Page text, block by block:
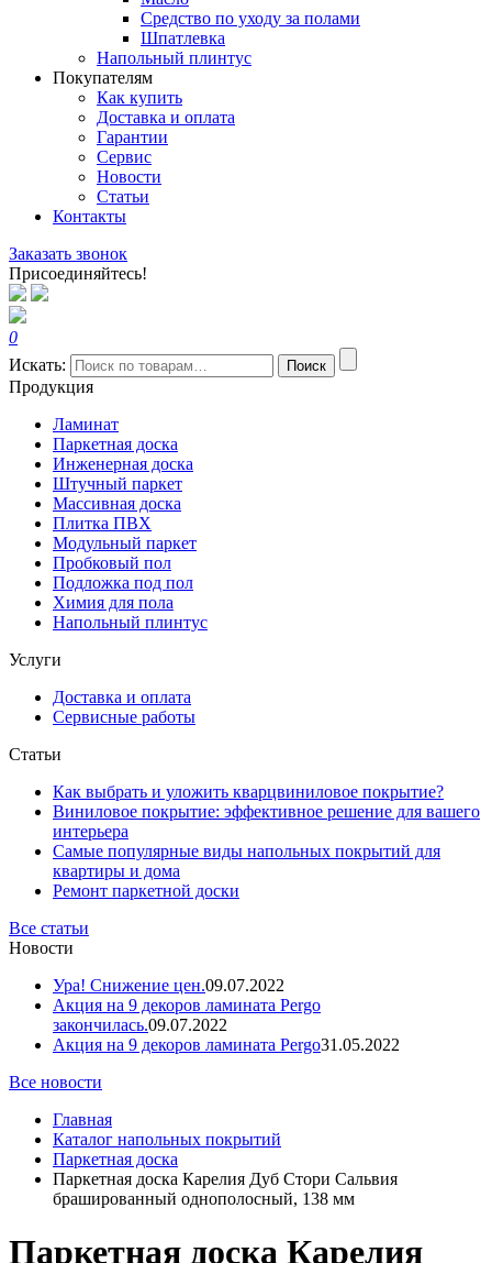
Средство по уходу за полами
Шпатлевка
Напольный плинтус
Покупателям
Как купить
Доставка и оплата
Гарантии
Сервис
Новости
Статьи
Контакты
Заказать звонок
Присоединяйтесь!
0
Искать:
Поиск
Продукция
Ламинат
Паркетная доска
Инженерная доска
Штучный паркет
Массивная доска
Плитка ПВХ
Модульный паркет
Пробковый пол
Подложка под пол
Химия для пола
Напольный плинтус
Услуги
Доставка и оплата
Сервисные работы
Статьи
Как выбрать и уложить кварцвиниловое покрытие?
Виниловое покрытие: эффективное решение для вашего
интерьера
Самые популярные виды напольных покрытий для
квартиры и дома
Ремонт паркетной доски
Все статьи
Новости
Ура! Снижение цен.09.07.2022
Акция на 9 декоров ламината Pergo
закончилась.09.07.2022
Акция на 9 декоров ламината Pergo31.05.2022
Все новости
Главная
Каталог напольных покрытий
Паркетная доска
Паркетная доска Карелия Дуб Стори Сальвия
брашированный однополосный, 138 мм
Паркетная доска Карелия